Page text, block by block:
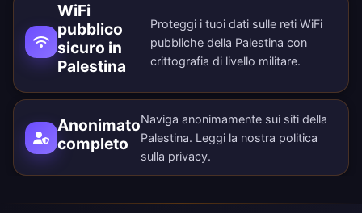
WiFi
pubblico
sicuro in
Palestina
Proteggi i tuoi dati sulle reti WiFi
pubbliche della Palestina con
crittografia di livello militare.
Anonimato
completo
Naviga anonimamente sui siti della
Palestina. Leggi la nostra politica
sulla privacy.